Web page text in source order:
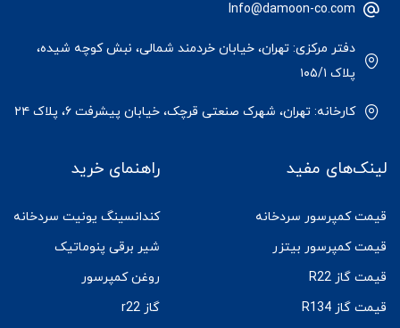
Info@damoon-co.com
دفتر مرکزی: تهران، خیابان خردمند شمالی، نبش کوچه شیده،
پلاک ۱۰۵/۱
کارخانه: تهران، شهرک صنعتی قرچک، خیابان پیشرفت ۶، پلاک ۲۴
لینک‌های مفید
قیمت کمپرسور سردخانه
قیمت کمپرسور بیتزر
قیمت گاز R22
قیمت گاز R134
راهنمای خرید
کندانسینگ یونیت سردخانه
شیر برقی پنوماتیک
روغن کمپرسور
گاز r22